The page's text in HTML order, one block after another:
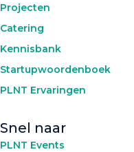
Projecten
Catering
Kennisbank
Startupwoordenboek
PLNT Ervaringen
Snel naar
PLNT Events